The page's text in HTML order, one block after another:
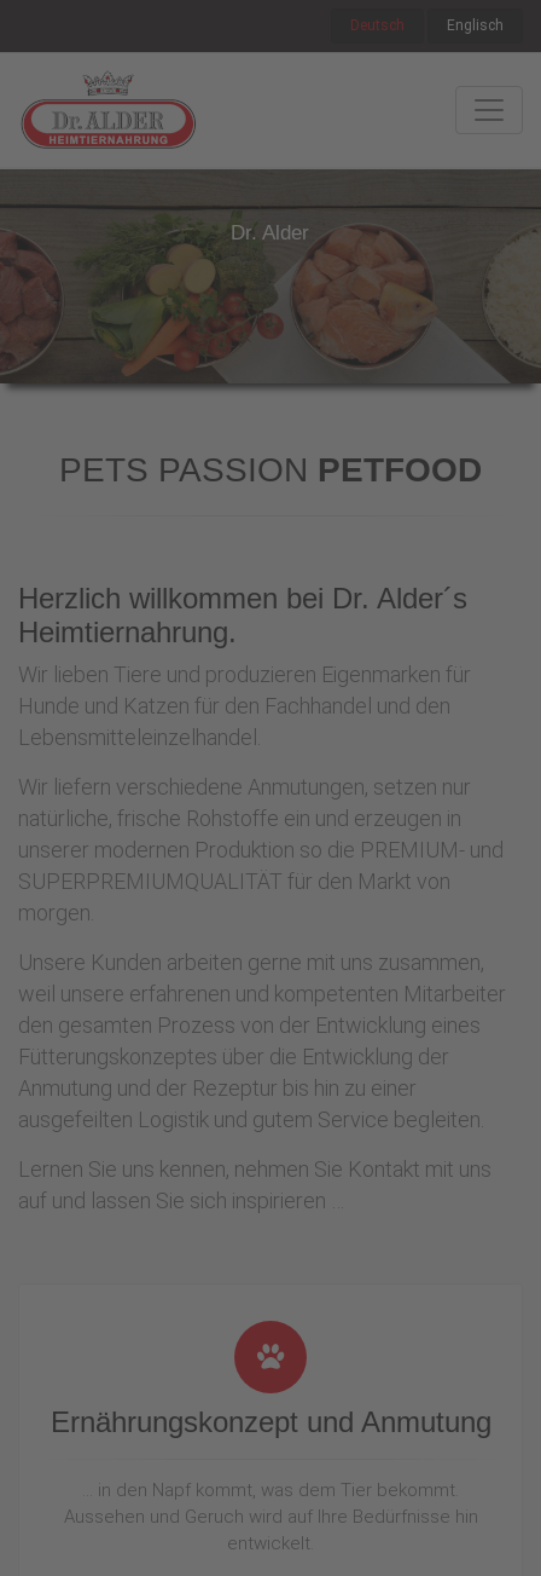
Deutsch Englisch
Dr. Alder
PETS PASSION PETFOOD
Herzlich willkommen bei Dr. Alder´s
Heimtiernahrung.
Wir lieben Tiere und produzieren Eigenmarken für
Hunde und Katzen für den Fachhandel und den
Lebensmitteleinzelhandel.
Wir liefern verschiedene Anmutungen, setzen nur
natürliche, frische Rohstoffe ein und erzeugen in
unserer modernen Produktion so die PREMIUM- und
SUPERPREMIUMQUALITÄT für den Markt von
morgen.
Unsere Kunden arbeiten gerne mit uns zusammen,
weil unsere erfahrenen und kompetenten Mitarbeiter
den gesamten Prozess von der Entwicklung eines
Fütterungskonzeptes über die Entwicklung der
Anmutung und der Rezeptur bis hin zu einer
ausgefeilten Logistik und gutem Service begleiten.
Lernen Sie uns kennen, nehmen Sie Kontakt mit uns
auf und lassen Sie sich inspirieren …
Ernährungskonzept und Anmutung
… in den Napf kommt, was dem Tier bekommt.
Aussehen und Geruch wird auf Ihre Bedürfnisse hin
entwickelt.